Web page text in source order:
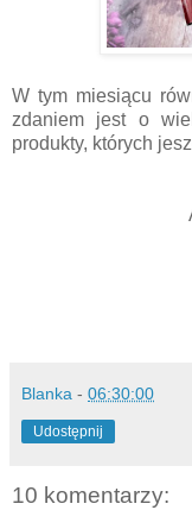
W tym miesiącu
zdaniem jest o
produkty, których
Blanka - 06:30:00
Udostępnij
10 komentarzy: